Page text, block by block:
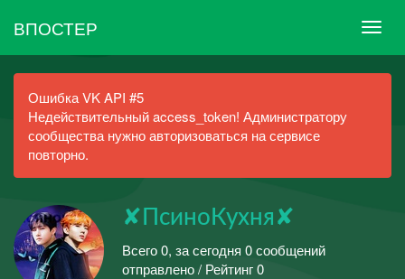
ВПОСТЕР
Ошибка VK API #5
Недействительный access_token! Администратору
сообщества нужно авторизоваться на сервисе
повторно.
✘ПсиноКухня✘
Всего 0, за сегодня 0 сообщений
отправлено / Рейтинг 0